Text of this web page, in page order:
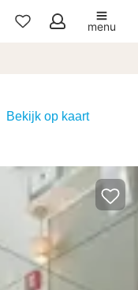
Mijn
menu
Bekijk op kaart